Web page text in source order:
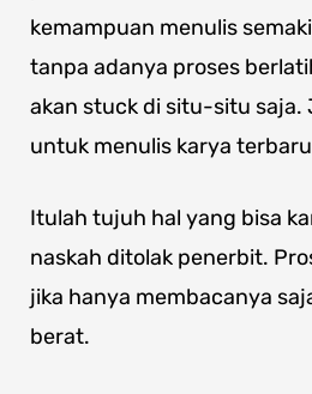
kemampuan menulis
tanpa adanya proses
akan stuck di situ-situ saja.
untuk menulis karya
Itulah tujuh hal yang bisa
naskah ditolak penerbit.
jika hanya membacanya
berat.